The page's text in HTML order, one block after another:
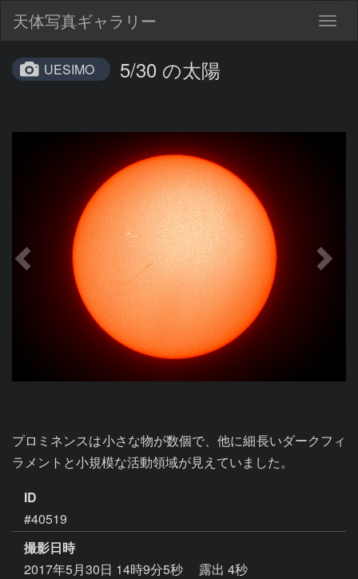
天体写真ギャラリー
UESIMO 5/30 の太陽
プロミネンスは小さな物が数個で、他に細長いダークフィ
ラメントと小規模な活動領域が見えていました。
ID
#40519
撮影日時
2017年5月30日 14時9分5秒
露出 4秒